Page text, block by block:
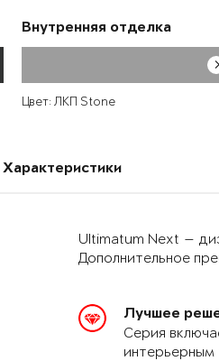
Внутренняя отделка
Цвет: ЛКП Stone
Характеристики
Ultimatum Next —
Дополнительное
Лучшее
Серия
интерьерным